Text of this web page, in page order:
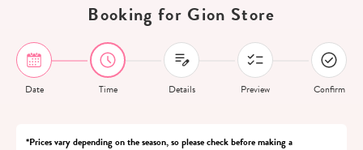
Booking for Gion Store
Date Time Details Preview Confirm
*Prices vary depending on the season, so please check before making a